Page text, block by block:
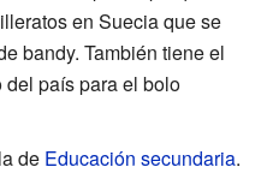
en Suecia que se
bandy. También tiene el
país para el bolo
de Educación secundaria.